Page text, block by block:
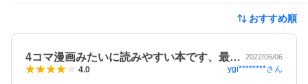
おすすめ順
4コマ漫画みたいに読みやすい本です、最… 2022/06/06
4.0 ygi********さん